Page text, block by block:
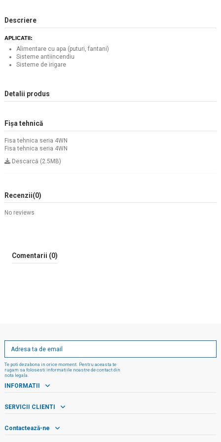
Descriere
APLICATII:
Alimentare cu apa (puturi, fantani)
Sisteme antiincendiu
Sisteme de irigare
Detalii produs
Fișa tehnică
Fisa tehnica seria 4WN
Fisa tehnica seria 4WN
Descarcă (2.5MB)
Recenzii(0)
No reviews
Comentarii (0)
Te poti dezabona in orice moment. Pentru aceasta te
rugam sa folosesti informatiile noastre de contact din
nota legala.
INFORMATII
SERVICII CLIENTI
Contactează-ne